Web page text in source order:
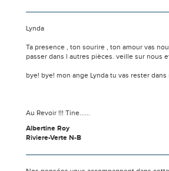
Lynda
Ta presence , ton sourire , ton amour vas
passer dans l autres pièces. veille sur nous
bye! bye! mon ange Lynda tu vas rester
Au Revoir !!! Tine......
Albertine Roy
Riviere-Verte N-B